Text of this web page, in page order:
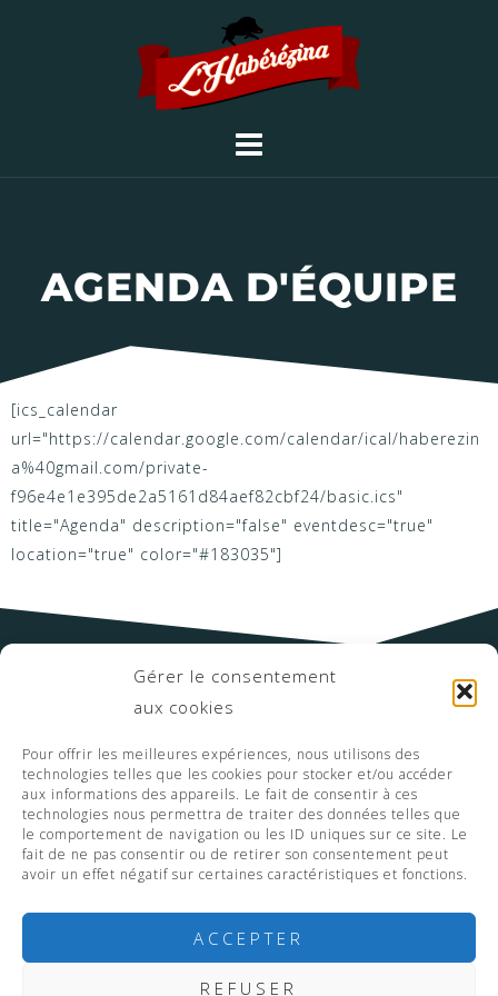
Gérer le consentement
aux cookies
Pour offrir les meilleures expériences, nous utilisons des
technologies telles que les cookies pour stocker et/ou accéder
aux informations des appareils. Le fait de consentir à ces
technologies nous permettra de traiter des données telles que
le comportement de navigation ou les ID uniques sur ce site. Le
fait de ne pas consentir ou de retirer son consentement peut
avoir un effet négatif sur certaines caractéristiques et fonctions.
ACCEPTER
REFUSER
AGENDA D'ÉQUIPE
[ics_calendar
url="https://calendar.google.com/calendar/ical/haberezin
a%40gmail.com/private-
f96e4e1e395de2a5161d84aef82cbf24/basic.ics"
title="Agenda" description="false" eventdesc="true"
location="true" color="#183035"]